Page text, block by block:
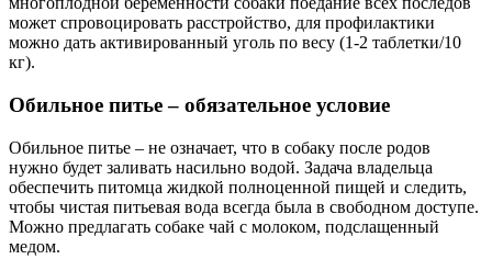
может спровоцировать расстройство, для профилактики
можно дать активированный уголь по весу (1-2 таблетки/10
кг).
Обильное питье – обязательное условие
Обильное питье – не означает, что в собаку после родов
нужно будет заливать насильно водой. Задача владельца
обеспечить питомца жидкой полноценной пищей и следить,
чтобы чистая питьевая вода всегда была в свободном доступе.
Можно предлагать собаке чай с молоком, подслащенный
медом.